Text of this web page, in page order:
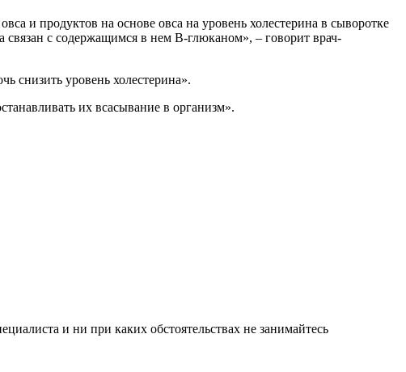
и продуктов на основе овса на уровень холестерина в сыворотке
с содержащимся в нем B-глюканом», – говорит врач-
снизить уровень холестерина».
их всасывание в организм».
и ни при каких обстоятельствах не занимайтесь